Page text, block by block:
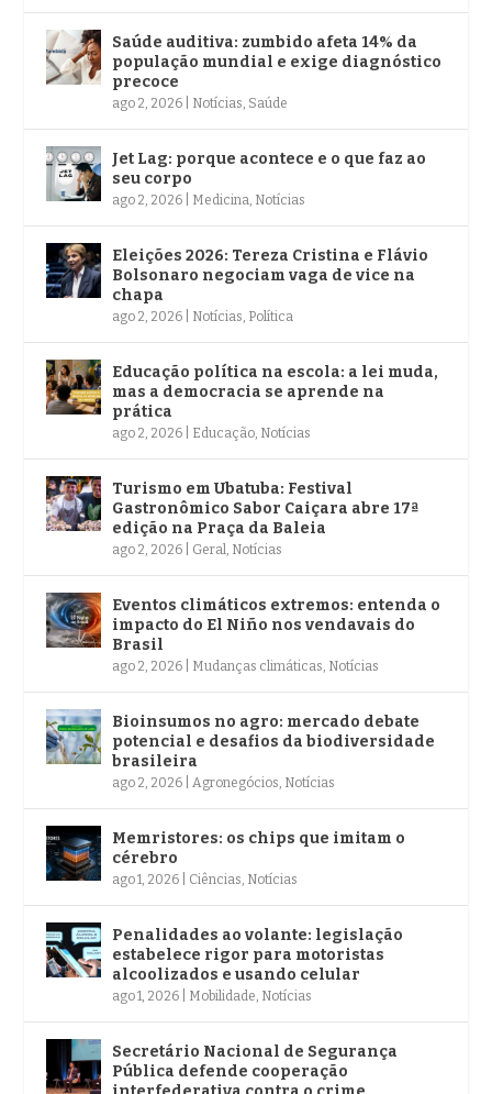
Saúde auditiva: zumbido afeta 14% da
população mundial e exige diagnóstico
precoce
ago 2, 2026 Notícias, Saúde
Jet Lag: porque acontece e o que faz ao
seu corpo
ago 2, 2026 Medicina, Notícias
Eleições 2026: Tereza Cristina e Flávio
Bolsonaro negociam vaga de vice na
chapa
ago 2, 2026 Notícias, Política
Educação política na escola: a lei muda,
mas a democracia se aprende na
prática
ago 2, 2026 Educação, Notícias
Turismo em Ubatuba: Festival
Gastronômico Sabor Caiçara abre 17ª
edição na Praça da Baleia
ago 2, 2026 Geral, Notícias
Eventos climáticos extremos: entenda o
impacto do El Niño nos vendavais do
Brasil
ago 2, 2026 Mudanças climáticas, Notícias
Bioinsumos no agro: mercado debate
potencial e desafios da biodiversidade
brasileira
ago 2, 2026 |Agronegócios, Notícias
Memristores: os chips que imitam o
cérebro
ago 1, 2026 Ciências, Notícias
Penalidades ao volante: legislação
estabelece rigor para motoristas
alcoolizados e usando celular
ago 1, 2026 Mobilidade, Notícias
Secretário Nacional de Segurança
Pública defende cooperação